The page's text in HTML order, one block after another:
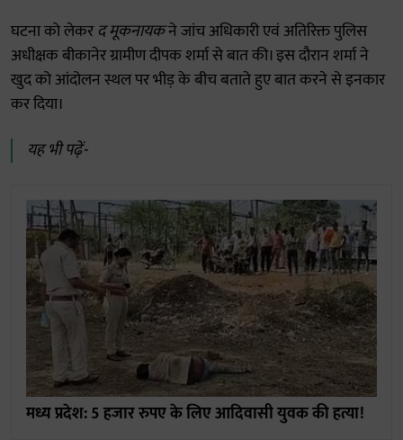
घटना को लेकरद मूकनायकने जांच अधिकारी एवं अतिरिक्त पुलिस
अधीक्षक बीकानेर ग्रामीण दीपक शर्मा से बात की। इस दौरान शर्मा ने
खुद को आंदोलन स्थल पर भीड़ के बीच बताते हुए बात करने से इनकार
कर दिया।
यह भी पढ़ें-
मध्य प्रदेश: 5 हजार रुपए के लिए आदिवासी युवक की हत्या!